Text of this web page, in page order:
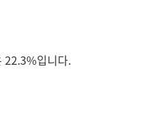
22.3%입니다.